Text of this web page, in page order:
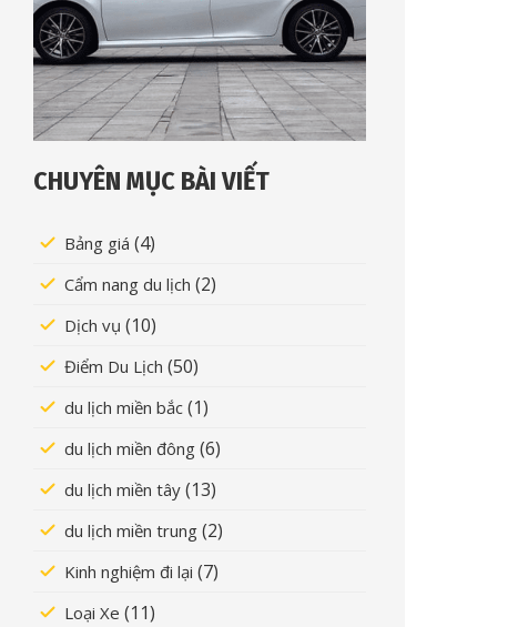
CHUYÊN MỤC BÀI VIẾT
Bảng giá (4)
Cẩm nang du lịch (2)
Dịch vụ (10)
Điểm Du Lịch (50)
du lịch miền bắc (1)
du lịch miền đông (6)
du lịch miền tây (13)
du lịch miền trung (2)
Kinh nghiệm đi lại (7)
Loại Xe (11)